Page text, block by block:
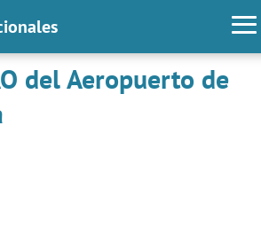
del Aeropuerto de